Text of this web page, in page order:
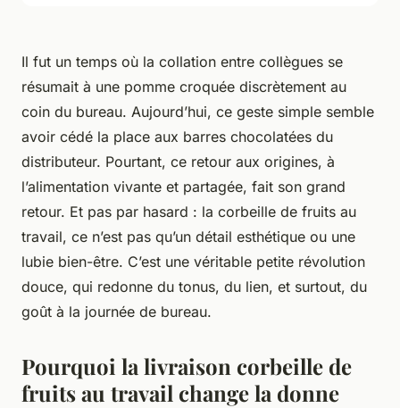
Il fut un temps où la collation entre collègues se
résumait à une pomme croquée discrètement au
coin du bureau. Aujourd’hui, ce geste simple semble
avoir cédé la place aux barres chocolatées du
distributeur. Pourtant, ce retour aux origines, à
l’alimentation vivante et partagée, fait son grand
retour. Et pas par hasard : la corbeille de fruits au
travail, ce n’est pas qu’un détail esthétique ou une
lubie bien-être. C’est une véritable petite révolution
douce, qui redonne du tonus, du lien, et surtout, du
goût à la journée de bureau.
Pourquoi la livraison corbeille de
fruits au travail change la donne